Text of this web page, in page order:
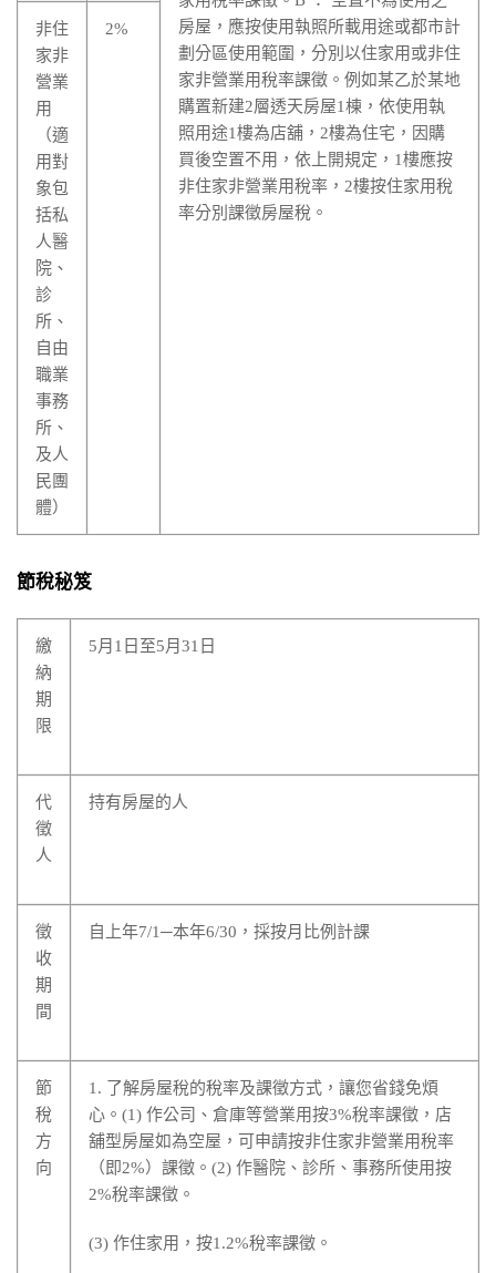
房屋，應按使用執照所載用途或都市計
劃分區使用範圍，分別以住家用或非住
家非營業用稅率課徵。例如某乙於某地
購置新建2層透天房屋1棟，依使用執
照用途1樓為店舖，2樓為住宅，因購
買後空置不用，依上開規定，1樓應按
非住家非營業用稅率，2樓按住家用稅
率分別課徵房屋稅。
非住
家非
營業
用
（適
用對
象包
括私
人醫
院、
診
所、
自由
職業
事務
所、
及人
民團
體）
2%
節稅秘笈
繳
納
期
限
5月1日至5月31日
代
徵
人
持有房屋的人
徵
收
期
間
自上年7/1─本年6/30，採按月比例計課
節
稅
方
向
1. 了解房屋稅的稅率及課徵方式，讓您省錢免煩
心。(1) 作公司、倉庫等營業用按3%稅率課徵，店
舖型房屋如為空屋，可申請按非住家非營業用稅率
（即2%）課徵。(2) 作醫院、診所、事務所使用按
2%稅率課徵。
(3) 作住家用，按1.2%稅率課徵。